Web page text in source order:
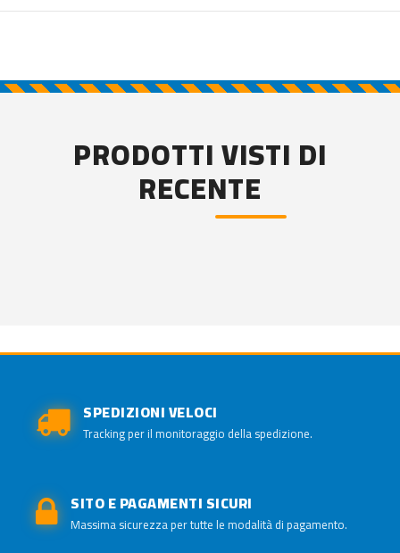
PRODOTTI VISTI DI
RECENTE
SPEDIZIONI VELOCI
Tracking per il monitoraggio della spedizione.
SITO E PAGAMENTI SICURI
Massima sicurezza per tutte le modalità di pagamento.